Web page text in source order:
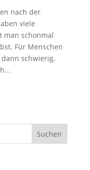
nach der
viele
man schonmal
Für Menschen
schwierig,